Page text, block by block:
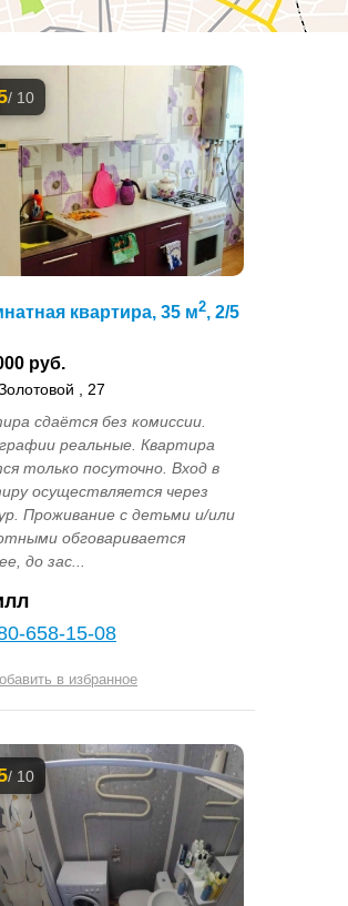
/ 10
квартира, 35 м2, 2/5
руб.
, 27
сдаётся без комиссии.
реальные. Квартира
только посуточно. Вход в
осуществляется через
Проживание с детьми и/или
обговаривается
до зас...
658-15-08
в избранное
/ 10